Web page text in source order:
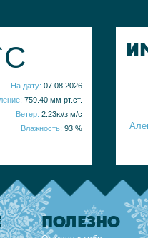
На дату: 07.08.2026
759.40 мм рт.ст.
Ветер: 2.23ю/з м/с
Влажность: 93 %
ПОЛЕЗНО